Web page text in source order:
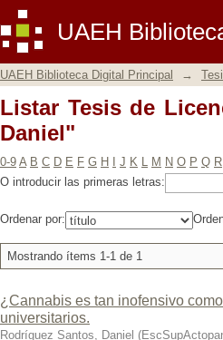
UAEH
Listar Tesis de
UAEH Biblioteca Digital Principal →
Listar Tesis de
Daniel"
0-9 A B C D E F G H J K L M N O P Q R
O introducir las primeras letras:
Ordenar por:
Mostrando ítems 1-1 de 1
¿Cannabis es tan inofensivo
universitarios.
Rodríguez Santos, Daniel (